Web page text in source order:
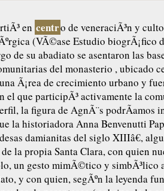
en centro de veneraciÃ³n y
(VÃ©ase Estudio biogrÃ¡fico
de su abadiato se asentaron las
del monasterio , ubicado
Ã¡rea de crecimiento urbano y
el que participÃ³ activamente la
la figura de AgnÃ¨s podrÃ­amos
la historiadora Anna Benvenutti
damianitas del siglo XIIIâ€,
la propia Santa Clara, con quien
un gesto mimÃ©tico y simbÃ³lico
y con quien, segÃºn la leyenda